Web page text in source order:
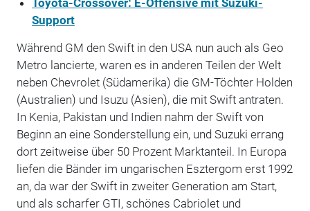
Support
Während GM den Swift in den USA nun auch als Geo
Metro lancierte, waren es in anderen Teilen der Welt
neben Chevrolet (Südamerika) die GM-Töchter Holden
(Australien) und Isuzu (Asien), die mit Swift antraten.
In Kenia, Pakistan und Indien nahm der Swift von
Beginn an eine Sonderstellung ein, und Suzuki errang
dort zeitweise über 50 Prozent Marktanteil. In Europa
liefen die Bänder im ungarischen Esztergom erst 1992
an, da war der Swift in zweiter Generation am Start,
und als scharfer GTI, schönes Cabriolet und